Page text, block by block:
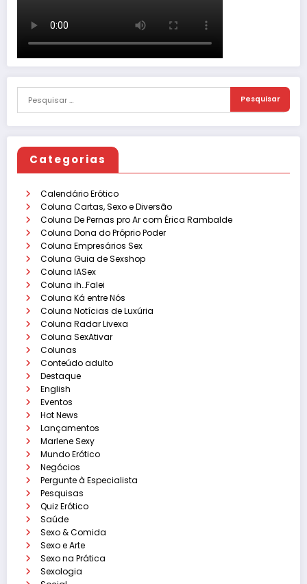
Categorias
Calendário Erótico
Coluna Cartas, Sexo e Diversão
Coluna De Pernas pro Ar com Érica Rambalde
Coluna Dona do Próprio Poder
Coluna Empresários Sex
Coluna Guia de Sexshop
Coluna IASex
Coluna ih…Falei
Coluna Ká entre Nós
Coluna Notícias de Luxúria
Coluna Radar Livexa
Coluna SexAtivar
Colunas
Conteúdo adulto
Destaque
English
Eventos
Hot News
Lançamentos
Marlene Sexy
Mundo Erótico
Negócios
Pergunte à Especialista
Pesquisas
Quiz Erótico
Saúde
Sexo & Comida
Sexo e Arte
Sexo na Prática
Sexologia